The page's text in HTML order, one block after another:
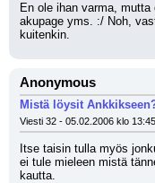
En ole ihan varma,
akupage yms. :/ Noh,
kuitenkin.
Anonymous
Mistä löysit
Viesti 32 - 05.02.2006 klo
Itse taisin tulla myös
ei tule mieleen mistä
kautta.